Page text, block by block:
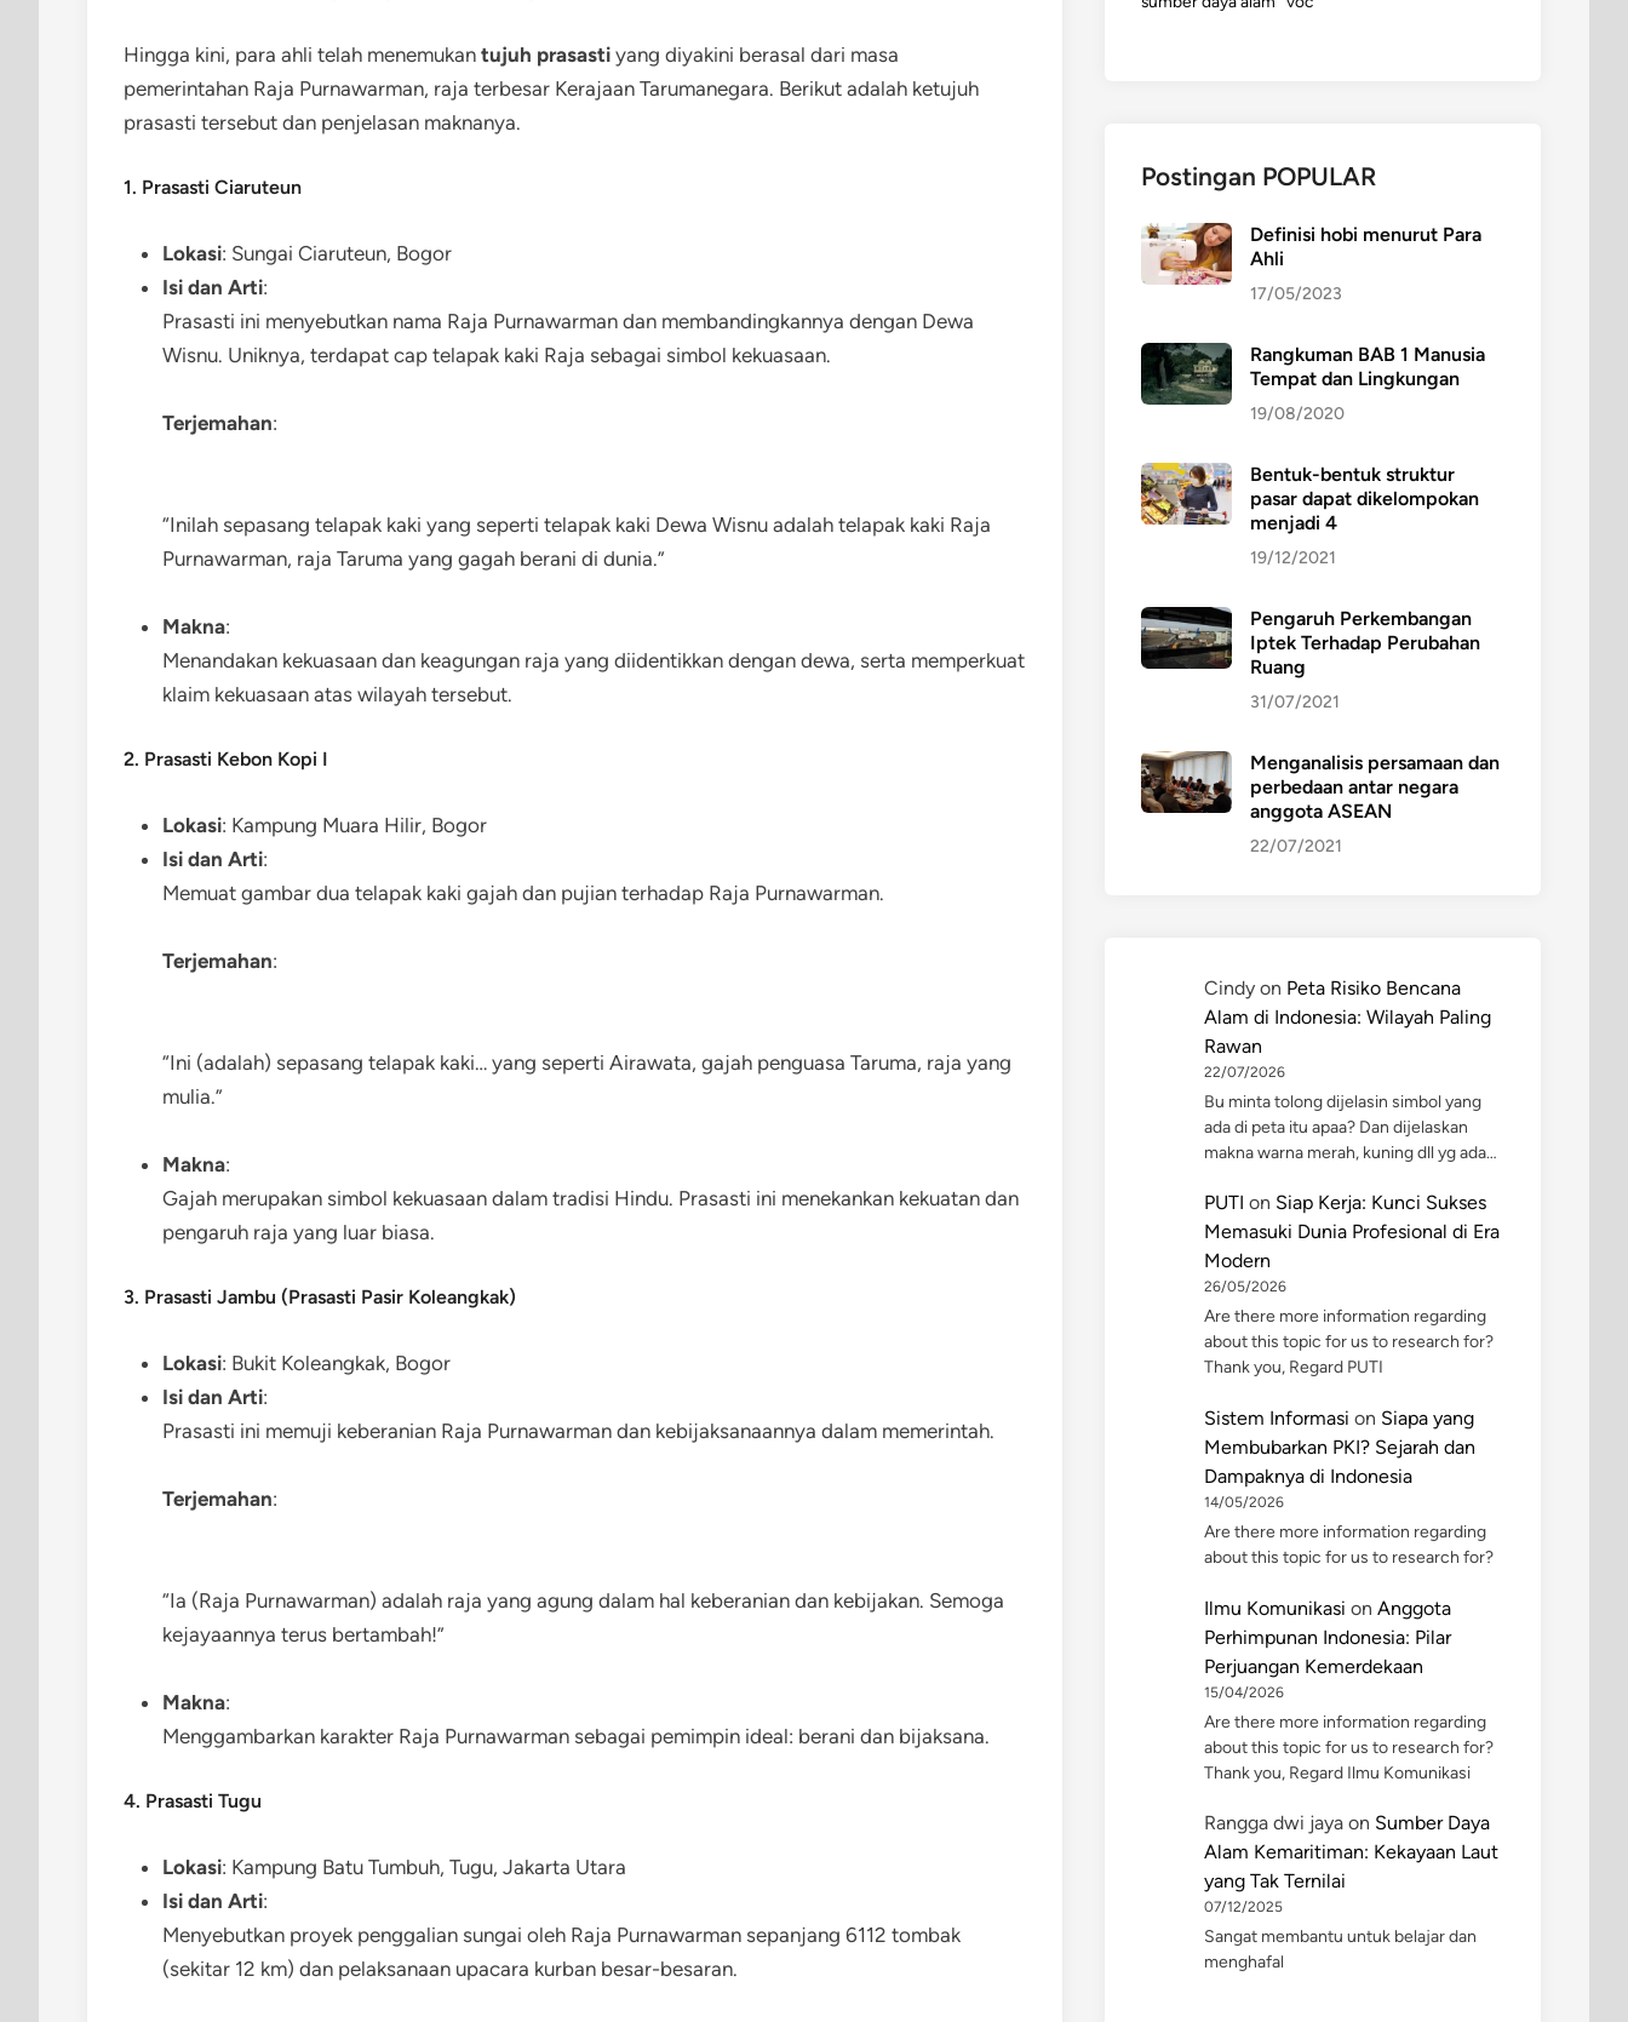
Hingga kini, para ahli telah menemukan tujuh prasasti yang diyakini berasal dari masa
pemerintahan Raja Purnawarman, raja terbesar Kerajaan Tarumanegara. Berikut adalah ketujuh
prasasti tersebut dan penjelasan maknanya.
1. Prasasti Ciaruteun
Lokasi: Sungai Ciaruteun, Bogor
Isi dan Arti:
Prasasti ini menyebutkan nama Raja Purnawarman dan membandingkannya dengan Dewa
Wisnu. Uniknya, terdapat cap telapak kaki Raja sebagai simbol kekuasaan.
Terjemahan:
“Inilah sepasang telapak kaki yang seperti telapak kaki Dewa Wisnu adalah telapak kaki Raja
Purnawarman, raja Taruma yang gagah berani di dunia.”
Makna:
Menandakan kekuasaan dan keagungan raja yang diidentikkan dengan dewa, serta memperkuat
klaim kekuasaan atas wilayah tersebut.
2. Prasasti Kebon Kopi I
Lokasi: Kampung Muara Hilir, Bogor
Isi dan Arti:
Memuat gambar dua telapak kaki gajah dan pujian terhadap Raja Purnawarman.
Terjemahan:
“Ini (adalah) sepasang telapak kaki… yang seperti Airawata, gajah penguasa Taruma, raja yang
mulia.”
Makna:
Gajah merupakan simbol kekuasaan dalam tradisi Hindu. Prasasti ini menekankan kekuatan dan
pengaruh raja yang luar biasa.
3. Prasasti Jambu (Prasasti Pasir Koleangkak)
Lokasi: Bukit Koleangkak, Bogor
Isi dan Arti:
Prasasti ini memuji keberanian Raja Purnawarman dan kebijaksanaannya dalam memerintah.
Terjemahan:
“Ia (Raja Purnawarman) adalah raja yang agung dalam hal keberanian dan kebijakan. Semoga
kejayaannya terus bertambah!”
Makna:
Menggambarkan karakter Raja Purnawarman sebagai pemimpin ideal: berani dan bijaksana.
4. Prasasti Tugu
Lokasi: Kampung Batu Tumbuh, Tugu, Jakarta Utara
Isi dan Arti:
Menyebutkan proyek penggalian sungai oleh Raja Purnawarman sepanjang 6112 tombak
(sekitar 12 km) dan pelaksanaan upacara kurban besar-besaran.
Postingan POPULAR
Definisi hobi menurut Para
Ahli
17/05/2023
Rangkuman BAB 1 Manusia
Tempat dan Lingkungan
19/08/2020
Bentuk-bentuk struktur
pasar dapat dikelompokan
menjadi 4
19/12/2021
Pengaruh Perkembangan
Iptek Terhadap Perubahan
Ruang
31/07/2021
Menganalisis persamaan dan
perbedaan antar negara
anggota ASEAN
22/07/2021
Cindy on Peta Risiko Bencana
Alam di Indonesia: Wilayah Paling
Rawan
22/07/2026
Bu minta tolong dijelasin simbol yang
ada di peta itu apaa? Dan dijelaskan
makna warna merah, kuning dll yg ada…
PUTI on Siap Kerja: Kunci Sukses
Memasuki Dunia Profesional di Era
Modern
26/05/2026
Are there more information regarding
about this topic for us to research for?
Thank you, Regard PUTI
Sistem Informasi on Siapa yang
Membubarkan PKI? Sejarah dan
Dampaknya di Indonesia
14/05/2026
Are there more information regarding
about this topic for us to research for?
Ilmu Komunikasi on Anggota
Perhimpunan Indonesia: Pilar
Perjuangan Kemerdekaan
15/04/2026
Are there more information regarding
about this topic for us to research for?
Thank you, Regard Ilmu Komunikasi
Rangga dwi jaya on Sumber Daya
Alam Kemaritiman: Kekayaan Laut
yang Tak Ternilai
07/12/2025
Sangat membantu untuk belajar dan
menghafal